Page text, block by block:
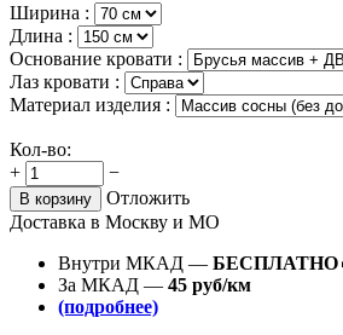
Ширина :
Длина :
Основание кровати :
Лаз кровати :
Материал изделия :
Кол-во:
+
−
В корзину
Отложить
Доставка в Москву и МО
Внутри МКАД —
За МКАД — 45 руб/км
(подробнее)